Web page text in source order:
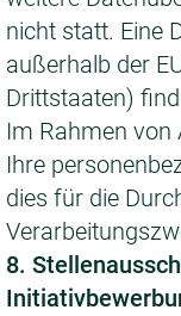
nicht statt. Eine
außerhalb der
Drittstaaten)
Im Rahmen
Ihre
dies für die
8.